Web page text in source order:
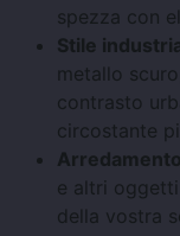
spezza con
Stile
metallo
contrasto
circostante
e altri
della vostra